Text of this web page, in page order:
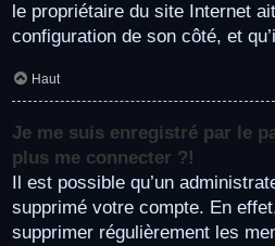
le propriétaire du site Internet
configuration de son côté, et
Haut
Je me suis enregistré par le
plus me connecter ?!
Il est possible qu’un
supprimé votre compte. En
supprimer régulièrement les